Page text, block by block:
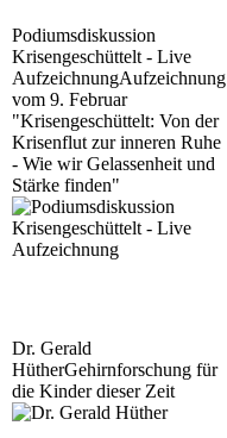
Podiumsdiskussion
Krisengeschüttelt - Live
AufzeichnungAufzeichnung
vom 9. Februar
"Krisengeschüttelt: Von der
Krisenflut zur inneren Ruhe
- Wie wir Gelassenheit und
Stärke finden"
Dr. Gerald
HütherGehirnforschung für
die Kinder dieser Zeit